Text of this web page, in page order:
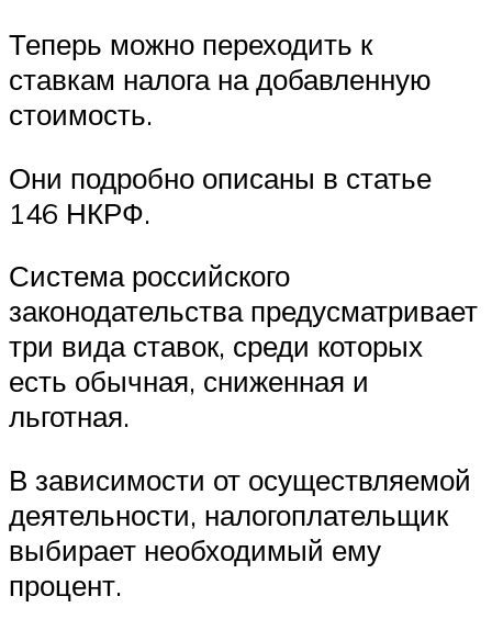
Теперь можно переходить к
ставкам налога на добавленную
стоимость.
Они подробно описаны в статье
146 НКРФ.
Система российского
законодательства предусматривает
три вида ставок, среди которых
есть обычная, сниженная и
льготная.
В зависимости от осуществляемой
деятельности, налогоплательщик
выбирает необходимый ему
процент.